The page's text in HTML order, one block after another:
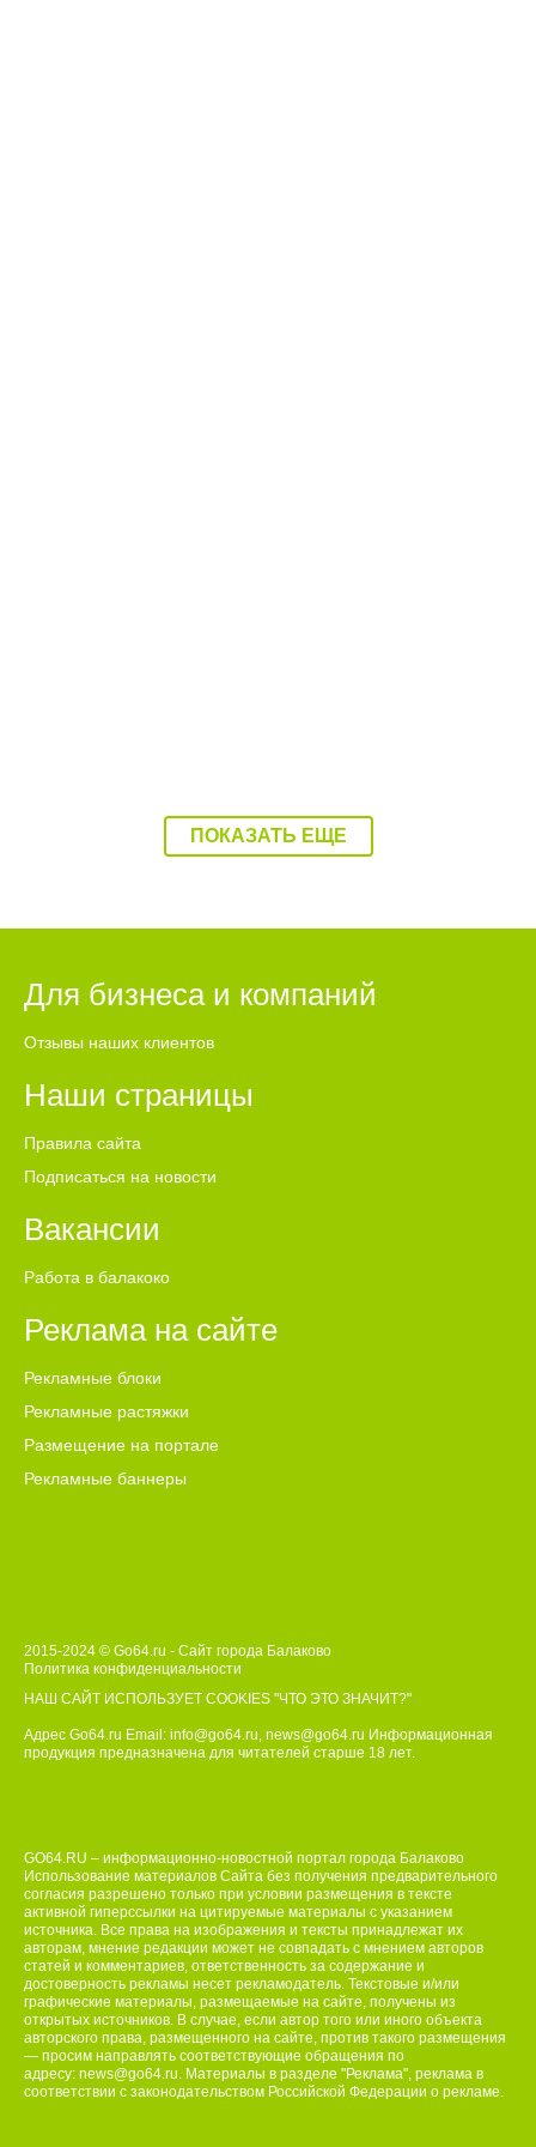
ПОКАЗАТЬ ЕЩЕ
Для бизнеса и компаний
Отзывы наших клиентов
Наши страницы
Правила сайта
Подписаться на новости
Вакансии
Работа в балакоко
Реклама на сайте
Рекламные блоки
Рекламные растяжки
Размещение на портале
Рекламные баннеры
2015-2024 © Go64.ru - Сайт города Балаково
Политика конфиденциальности
НАШ САЙТ ИСПОЛЬЗУЕТ COOKIES "ЧТО ЭТО ЗНАЧИТ?"
Адрес Go64.ru Email: info@go64.ru, news@go64.ru Информационная
продукция предназначена для читателей старше 18 лет.
GO64.RU – информационно-новостной портал города Балаково
Использование материалов Сайта без получения предварительного
согласия разрешено только при условии размещения в тексте
активной гиперссылки на цитируемые материалы с указанием
источника. Все права на изображения и тексты принадлежат их
авторам, мнение редакции может не совпадать с мнением авторов
статей и комментариев, ответственность за содержание и
достоверность рекламы несет рекламодатель. Текстовые и/или
графические материалы, размещаемые на сайте, получены из
открытых источников. В случае, если автор того или иного объекта
авторского права, размещенного на сайте, против такого размещения
— просим направлять соответствующие обращения по
адресу: news@go64.ru. Материалы в разделе "Реклама", реклама в
соответствии с законодательством Российской Федерации о рекламе.